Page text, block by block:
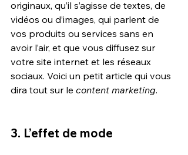
originaux, qu’il s’agisse de textes, de
vidéos ou d’images, qui parlent de
vos produits ou services sans en
avoir l’air, et que vous diffusez sur
votre site internet et les réseaux
sociaux. Voici un petit article qui vous
dira tout sur le content marketing.
3. L’effet de mode